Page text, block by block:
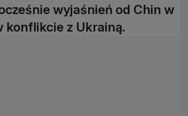
wyjaśnień od Chin w
konflikcie z Ukrainą.